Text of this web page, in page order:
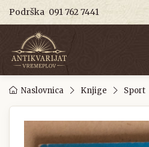
Podrška 091 762 7441
Naslovnica Knjige Sport